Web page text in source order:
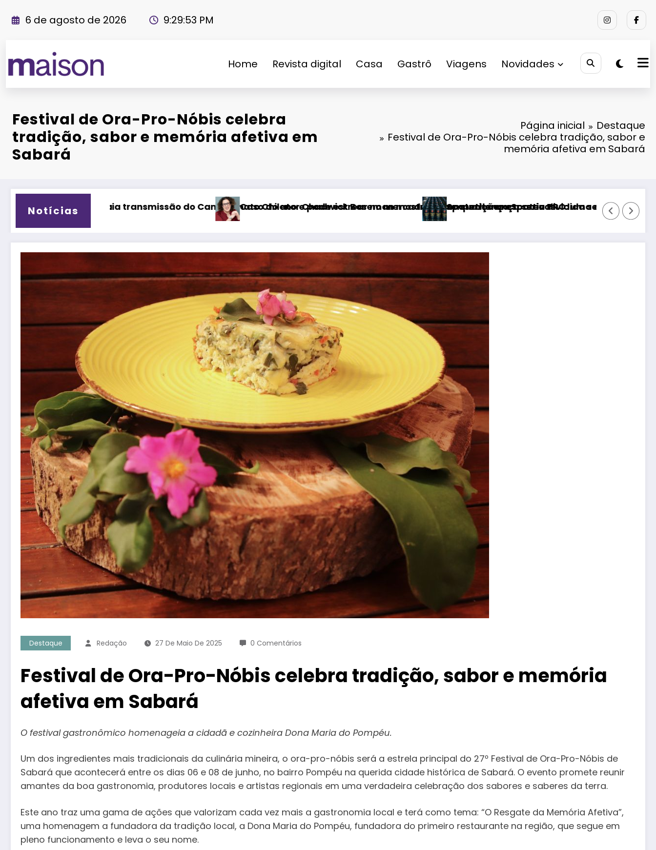
para
6 de agosto de 2026 9:29:55 PM
Home Revista digital Casa Gastrô Viagens Novidades
Festival de Ora-Pro-Nóbis celebra
tradição, sabor e memória afetiva em
Sabará
Página inicial
Destaque
Festival de Ora-Pro-Nóbis celebra tradição, sabor e
memória afetiva em Sabará
NotíciasChileno e pode estrear no mercado de competições esportivas
Caso do ator Chadwick Boseman mostra como sua herança seria dividida se ocorresse no Brasil
Spaten lança Spaten PRO: uma cerveja sem álcool e com 10 gramas de proteína
Festival Timbre 2026: “Mais do que um
Destaque Redação 27 De Maio De 2025 0 Comentários
Festival de Ora-Pro-Nóbis celebra tradição, sabor e memória
afetiva em Sabará
O festival gastronômico homenageia a cidadã e cozinheira Dona Maria do Pompéu.
Um dos ingredientes mais tradicionais da culinária mineira, o ora-pro-nóbis será a estrela principal do 27º Festival de Ora-Pro-Nóbis de
Sabará que acontecerá entre os dias 06 e 08 de junho, no bairro Pompéu na querida cidade histórica de Sabará. O evento promete reunir
amantes da boa gastronomia, produtores locais e artistas regionais em uma verdadeira celebração dos sabores e saberes da terra.
Este ano traz uma gama de ações que valorizam cada vez mais a gastronomia local e terá como tema: “O Resgate da Memória Afetiva”,
uma homenagem a fundadora da tradição local, a Dona Maria do Pompéu, fundadora do primeiro restaurante na região, que segue em
pleno funcionamento e leva o seu nome.